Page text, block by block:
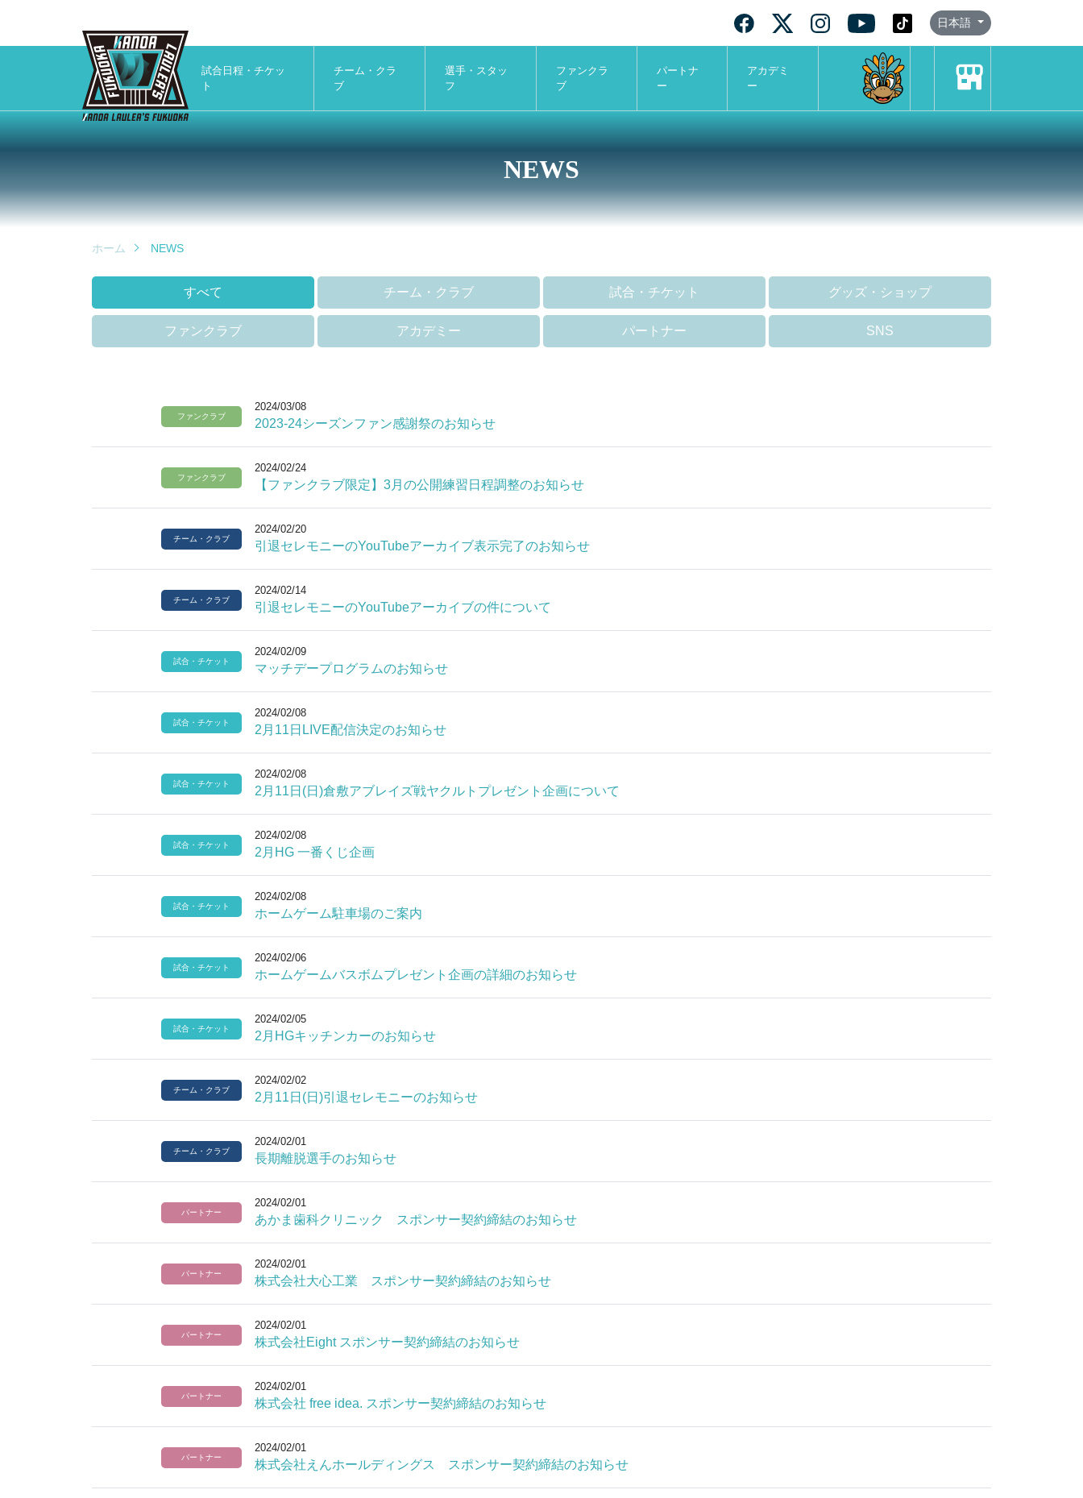
日本語
試合日程・チケッ
ト
チーム・クラ
ブ
選手・スタッ
フ
ファンクラ
ブ
パートナ
ー
アカデミ
ー
NEWS
ホーム NEWS
すべて チーム・クラブ 試合・チケット グッズ・ショップ
ファンクラブ アカデミー パートナー SNS
ファンクラブ
2024/03/08
2023-24シーズンファン感謝祭のお知らせ
ファンクラブ
2024/02/24
【ファンクラブ限定】3月の公開練習日程調整のお知らせ
チーム・クラブ
2024/02/20
引退セレモニーのYouTubeアーカイブ表示完了のお知らせ
チーム・クラブ
2024/02/14
引退セレモニーのYouTubeアーカイブの件について
試合・チケット
2024/02/09
マッチデープログラムのお知らせ
試合・チケット
2024/02/08
2月11日LIVE配信決定のお知らせ
試合・チケット
2024/02/08
2月11日(日)倉敷アブレイズ戦ヤクルトプレゼント企画について
試合・チケット
2024/02/08
2月HG 一番くじ企画
試合・チケット
2024/02/08
ホームゲーム駐車場のご案内
試合・チケット
2024/02/06
ホームゲームバスボムプレゼント企画の詳細のお知らせ
試合・チケット
2024/02/05
2月HGキッチンカーのお知らせ
チーム・クラブ
2024/02/02
2月11日(日)引退セレモニーのお知らせ
チーム・クラブ
2024/02/01
長期離脱選手のお知らせ
パートナー
2024/02/01
あかま歯科クリニック スポンサー契約締結のお知らせ
パートナー
2024/02/01
株式会社大心工業 スポンサー契約締結のお知らせ
パートナー
2024/02/01
株式会社Eight スポンサー契約締結のお知らせ
パートナー
2024/02/01
株式会社 free idea. スポンサー契約締結のお知らせ
パートナー
2024/02/01
株式会社えんホールディングス スポンサー契約締結のお知らせ